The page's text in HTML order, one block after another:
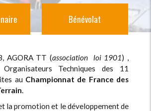
Bénévolat
AGORA TT (association loi 1901) ,
Techniques des 11
au Championnat de France des
.
la promotion et le développement de